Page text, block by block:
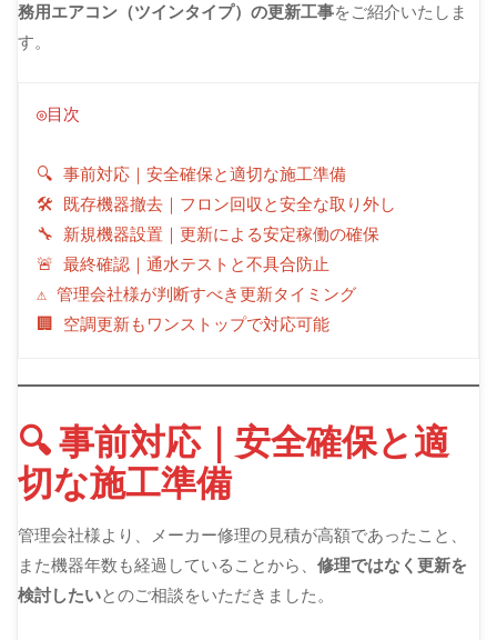
務用エアコン（ツインタイプ）の更新工事をご紹介いたしま
す。
◎目次
🔍 事前対応｜安全確保と適切な施工準備
🛠 既存機器撤去｜フロン回収と安全な取り外し
🔧 新規機器設置｜更新による安定稼働の確保
🚨 最終確認｜通水テストと不具合防止
⚠ 管理会社様が判断すべき更新タイミング
🏢 空調更新もワンストップで対応可能
🔍 事前対応｜安全確保と適
切な施工準備
管理会社様より、メーカー修理の見積が高額であったこと、
また機器年数も経過していることから、修理ではなく更新を
検討したいとのご相談をいただきました。